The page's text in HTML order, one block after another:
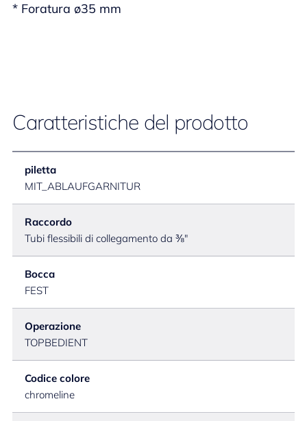
* Foratura ø35 mm
Caratteristiche del prodotto
piletta
MIT_ABLAUFGARNITUR
Raccordo
Tubi flessibili di collegamento da ⅜"
Bocca
FEST
Operazione
TOPBEDIENT
Codice colore
chromeline